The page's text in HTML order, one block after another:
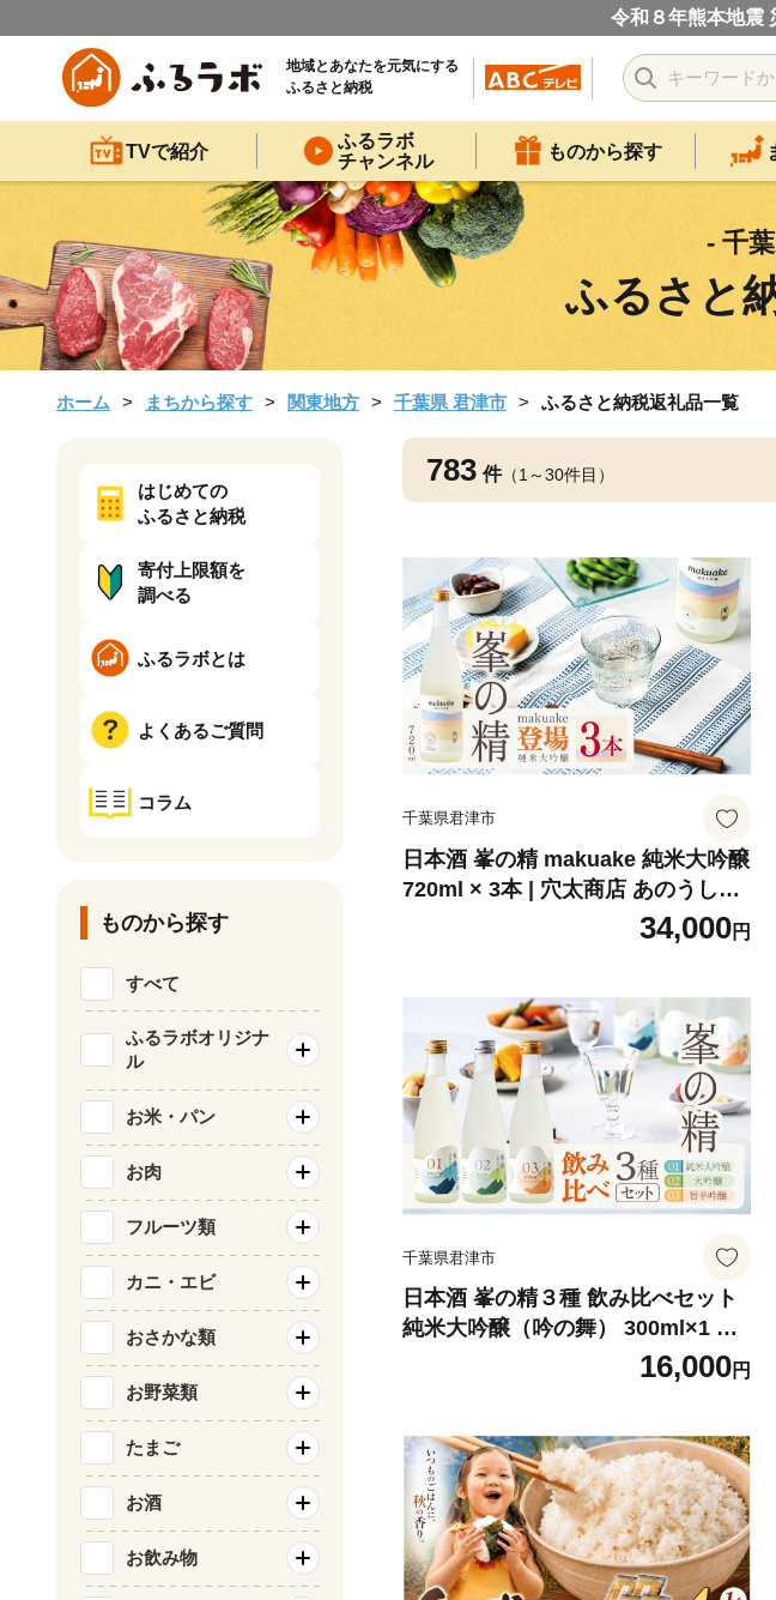
令和８年熊本地震
地域とあなたを元気にする
ふるさと納税
TVで紹介
ふるラボ
チャンネル
ものから探す
- 千
ふるさと
ホーム まちから探す 関東地方 千葉県 君津市 ふるさと納税返礼品一覧
783 件（1～30件目）
千葉県君津市
日本酒 峯の精 makuake 純米大吟醸
720ml × 3本 | 穴太商店 あのうしょ
うてん 日本酒 まくあけ 東京サミッ
ト 乾杯酒 お祝い ご褒美 ギフト 送
34,000円
千葉県君津市
日本酒 峯の精３種 飲み比べセット
純米大吟醸（吟の舞） 300ml×1 大
吟醸300ml×1本 旨辛吟醸酒（ぎん
から） 300ml×1 | 穴太商店 あのう
ミット 乾杯酒 お祝い ご褒美 ギフト
送料無料 君津市 千葉県
16,000円
はじめての
ふるさと納税
寄付上限額を
調べる
ふるラボとは
よくあるご質問
コラム
ものから探す
すべて
ふるラボオリジナ
ル
お米・パン
お肉
フルーツ類
カニ・エビ
おさかな類
お野菜類
たまご
お酒
お飲み物